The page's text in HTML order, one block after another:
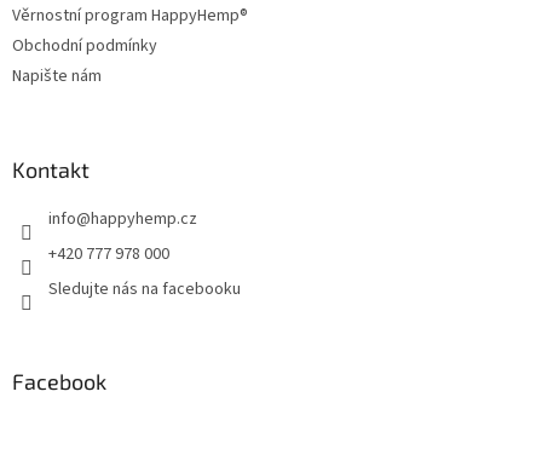
Věrnostní program HappyHemp®
Obchodní podmínky
Napište nám
Kontakt
info@happyhemp.cz
+420 777 978 000
Sledujte nás na facebooku
Facebook